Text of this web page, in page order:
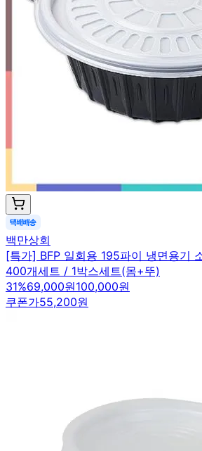
백만상회
[특가] BFP 일회용 195파이 냉면용기
400개세트 / 1박스세트(몸+뚜)
31%69,000원100,000원
쿠폰가55,200원